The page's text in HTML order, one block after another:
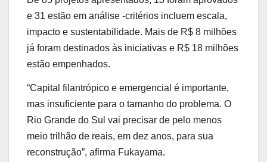
e 31 estão em análise -critérios incluem escala,
impacto e sustentabilidade. Mais de R$ 8 milhões
já foram destinados às iniciativas e R$ 18 milhões
estão empenhados.
“Capital filantrópico e emergencial é importante,
mas insuficiente para o tamanho do problema. O
Rio Grande do Sul vai precisar de pelo menos
meio trilhão de reais, em dez anos, para sua
reconstrução”, afirma Fukayama.